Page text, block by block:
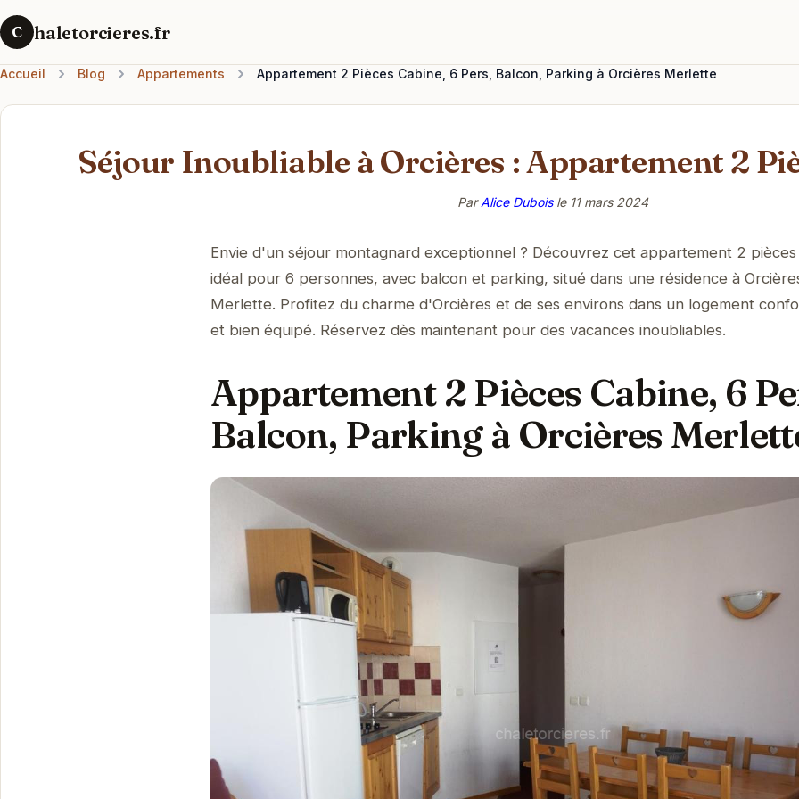
C haletorcieres.fr
Accueil Blog Appartements Appartement 2 Pièces Cabine, 6 Pers, Balcon, Parking à Orcières Merlette
Séjour Inoubliable à Orcières : Appartement 2
ParAlice Duboisle 11 mars 2024
Envie d'un séjour montagnard exceptionnel ? Découvrez cet appartement 2
idéal pour 6 personnes, avec balcon et parking, situé dans une résidence à
Merlette. Profitez du charme d'Orcières et de ses environs dans un logement
et bien équipé. Réservez dès maintenant pour des vacances inoubliables.
Appartement 2 Pièces Cabine, 6
Balcon, Parking à Orcières